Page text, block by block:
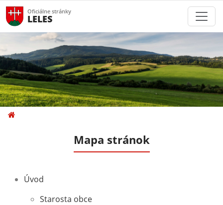
Oficiálne stránky
LELES
Mapa stránok
Úvod
Starosta obce